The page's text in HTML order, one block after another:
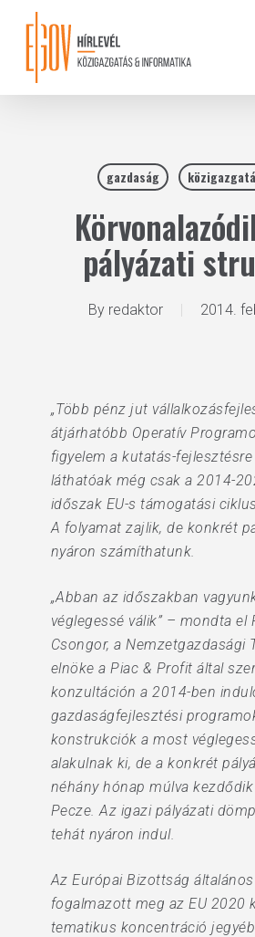
content
gazdaság
pályázati
By redaktor 2014.
„Több pénz jut
átjárhatóbb Operatív
figyelem a kutatás-
láthatóak még csak a 2014-
időszak EU-s támogatási
A folyamat zajlik, de konkrét
nyáron számíthatunk.
„Abban az időszakban
véglegessé válik” – mondta el
Csongor, a Nemzetgazdasági
elnöke a Piac & Profit által
konzultáción a 2014-ben
gazdaságfejlesztési
konstrukciók a most
alakulnak ki, de a konkrét
néhány hónap múlva
Pecze. Az igazi pályázati
tehát nyáron indul.
Az Európai Bizottság
fogalmazott meg az EU 2020
tematikus koncentráció